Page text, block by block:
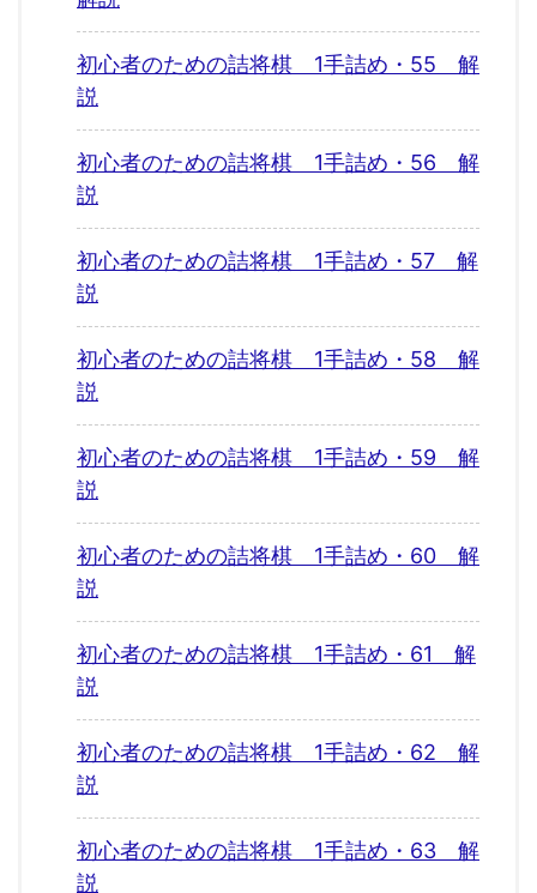
初心者のための詰将棋 1手詰め・55 解
説
初心者のための詰将棋 1手詰め・56 解
説
初心者のための詰将棋 1手詰め・57 解
説
初心者のための詰将棋 1手詰め・58 解
説
初心者のための詰将棋 1手詰め・59 解
説
初心者のための詰将棋 1手詰め・60 解
説
初心者のための詰将棋 1手詰め・61 解
説
初心者のための詰将棋 1手詰め・62 解
説
初心者のための詰将棋 1手詰め・63 解
説